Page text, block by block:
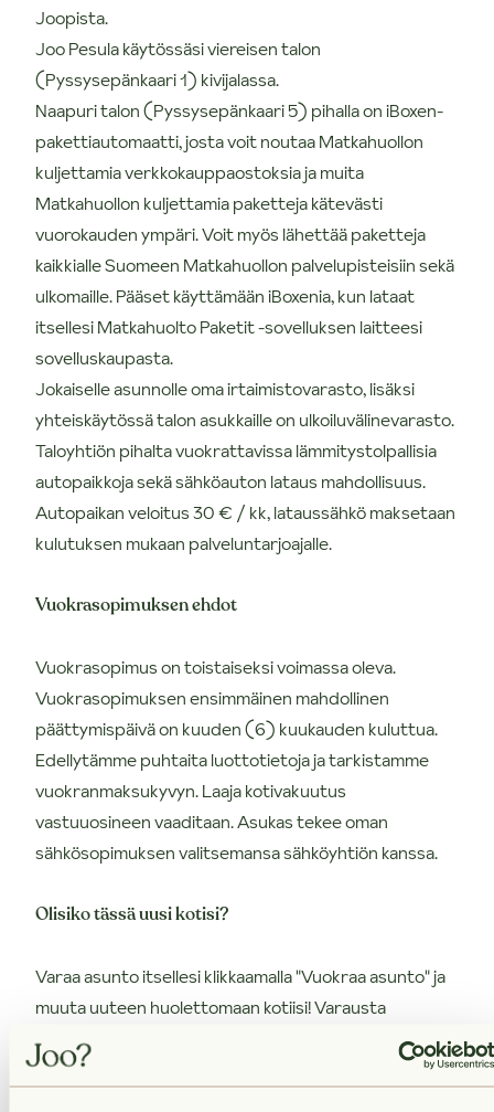
Joopista.
Joo Pesula käytössäsi viereisen talon
(Pyssysepänkaari 1) kivijalassa.
Naapuri talon (Pyssysepänkaari 5) pihalla on iBoxen-
pakettiautomaatti, josta voit noutaa Matkahuollon
kuljettamia verkkokauppaostoksia ja muita
Matkahuollon kuljettamia paketteja kätevästi
vuorokauden ympäri. Voit myös lähettää paketteja
kaikkialle Suomeen Matkahuollon palvelupisteisiin sekä
ulkomaille. Pääset käyttämään iBoxenia, kun lataat
itsellesi Matkahuolto Paketit -sovelluksen laitteesi
sovelluskaupasta.
Jokaiselle asunnolle oma irtaimistovarasto, lisäksi
yhteiskäytössä talon asukkaille on ulkoiluvälinevarasto.
Taloyhtiön pihalta vuokrattavissa lämmitystolpallisia
autopaikkoja sekä sähköauton lataus mahdollisuus.
Autopaikan veloitus 30 € / kk, lataussähkö maksetaan
kulutuksen mukaan palveluntarjoajalle.
Vuokrasopimuksen ehdot
Vuokrasopimus on toistaiseksi voimassa oleva.
Vuokrasopimuksen ensimmäinen mahdollinen
päättymispäivä on kuuden (6) kuukauden kuluttua.
Edellytämme puhtaita luottotietoja ja tarkistamme
vuokranmaksukyvyn. Laaja kotivakuutus
vastuuosineen vaaditaan. Asukas tekee oman
sähkösopimuksen valitsemansa sähköyhtiön kanssa.
Olisiko tässä uusi kotisi?
Varaa asunto itsellesi klikkaamalla "Vuokraa asunto" ja
muuta uuteen huolettomaan kotiisi! Varausta
tehdessä voit kertoa meille, haluatko käydä
asuntonäytöllä ennen vuokrasopimuksen